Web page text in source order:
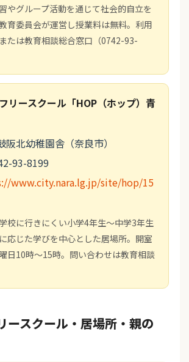
やグループ活動を通じて社会的自立を
育委員会が運営し授業料は無料。利用
たは教育相談総合窓口（0742-93-
リースクール「HOP（ホップ）青
阪北幼稚園舎（奈良市）
93-8199
www.city.nara.lg.jp/site/hop/15
校に行きにくい小学4年生～中学3年生
応じた学びを中心とした居場所。開室
日10時～15時。問い合わせは教育相談
ースクール・居場所・親の